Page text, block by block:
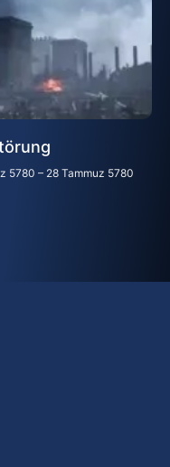
5780 – 28 Tammuz 5780